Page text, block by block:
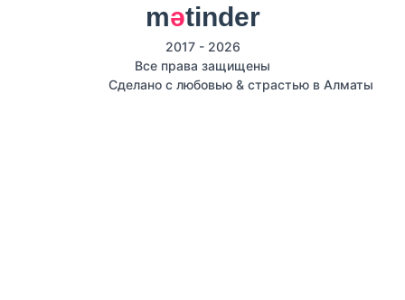
mәtinder
2017 - 2026
Все права защищены
Сделано с любовью & страстью в Алматы